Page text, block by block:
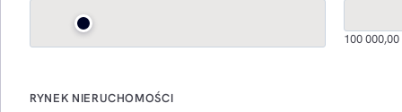
100 000,00
RYNEK NIERUCHOMOŚCI